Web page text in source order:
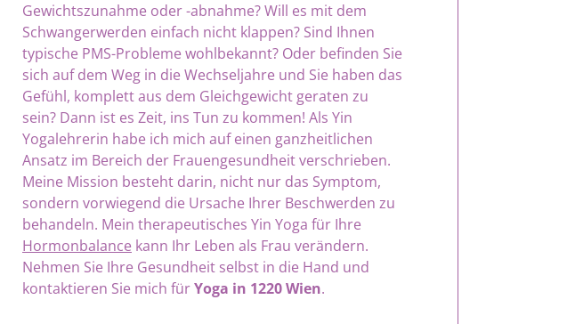
Gewichtszunahme oder -abnahme? Will es mit dem
Schwangerwerden einfach nicht klappen? Sind Ihnen
typische PMS-Probleme wohlbekannt? Oder befinden Sie
sich auf dem Weg in die Wechseljahre und Sie haben das
Gefühl, komplett aus dem Gleichgewicht geraten zu
sein? Dann ist es Zeit, ins Tun zu kommen! Als Yin
Yogalehrerin habe ich mich auf einen ganzheitlichen
Ansatz im Bereich der Frauengesundheit verschrieben.
Meine Mission besteht darin, nicht nur das Symptom,
sondern vorwiegend die Ursache Ihrer Beschwerden zu
behandeln. Mein therapeutisches Yin Yoga für Ihre
Hormonbalance kann Ihr Leben als Frau verändern.
Nehmen Sie Ihre Gesundheit selbst in die Hand und
kontaktieren Sie mich fürYoga in 1220 Wien.